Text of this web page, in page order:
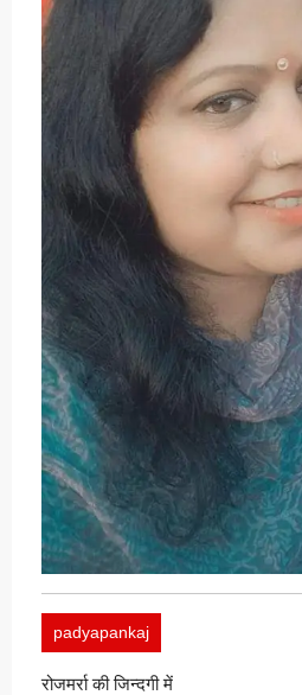
padyapankaj
रोजमर्रा की जिन्दगी में